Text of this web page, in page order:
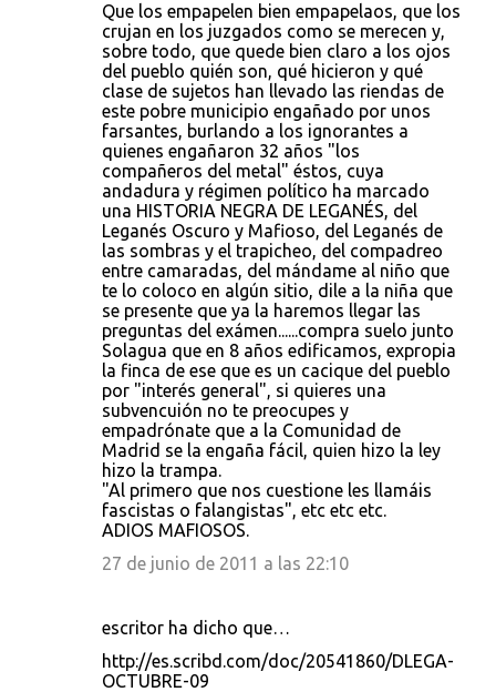
Que los empapelen bien empapelaos, que los
crujan en los juzgados como se merecen y,
sobre todo, que quede bien claro a los ojos
del pueblo quién son, qué hicieron y qué
clase de sujetos han llevado las riendas de
este pobre municipio engañado por unos
farsantes, burlando a los ignorantes a
quienes engañaron 32 años "los
compañeros del metal" éstos, cuya
andadura y régimen político ha marcado
una HISTORIA NEGRA DE LEGANÉS, del
Leganés Oscuro y Mafioso, del Leganés de
las sombras y el trapicheo, del compadreo
entre camaradas, del mándame al niño que
te lo coloco en algún sitio, dile a la niña que
se presente que ya la haremos llegar las
preguntas del exámen......compra suelo junto
Solagua que en 8 años edificamos, expropia
la finca de ese que es un cacique del pueblo
por "interés general", si quieres una
subvencuión no te preocupes y
empadrónate que a la Comunidad de
Madrid se la engaña fácil, quien hizo la ley
hizo la trampa.
"Al primero que nos cuestione les llamáis
fascistas o falangistas", etc etc etc.
ADIOS MAFIOSOS.
27 de junio de 2011 a las 22:10
escritor ha dicho que…
http://es.scribd.com/doc/20541860/DLEGA-
OCTUBRE-09